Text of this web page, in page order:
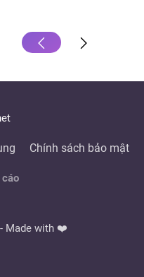
Chính sách bảo mật
cáo
Made with ❤️